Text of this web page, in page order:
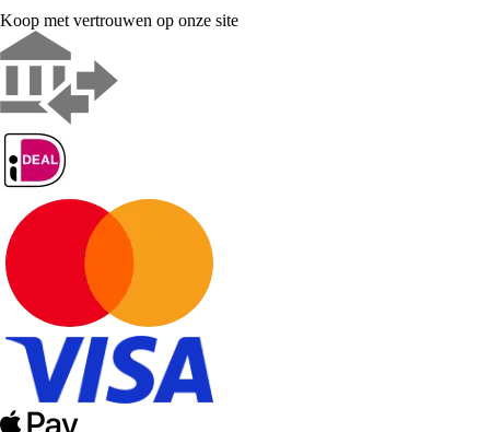
Koop met vertrouwen op onze site